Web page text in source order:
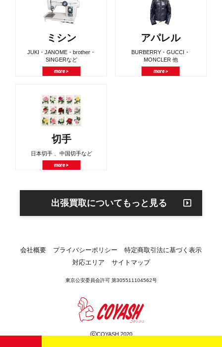
ミシン
JUKI・JANOME・brother・
SINGERなど
more >
アパレル
BURBERRY・GUCCI・
MONCLER 他
more >
切手
日本切手 、中国切手など
more >
出張買取についてもっと見る
会社概要 プライバシーポリシー
特定商取引法に基づく表示
対応エリア
サイトマップ
東京公安委員会許可 第305511104562号
©COYASH 2020